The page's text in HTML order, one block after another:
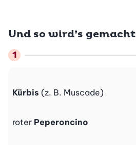
Und so wird’s gemacht
Kürbis (z. B. Muscade)
roter Peperoncino